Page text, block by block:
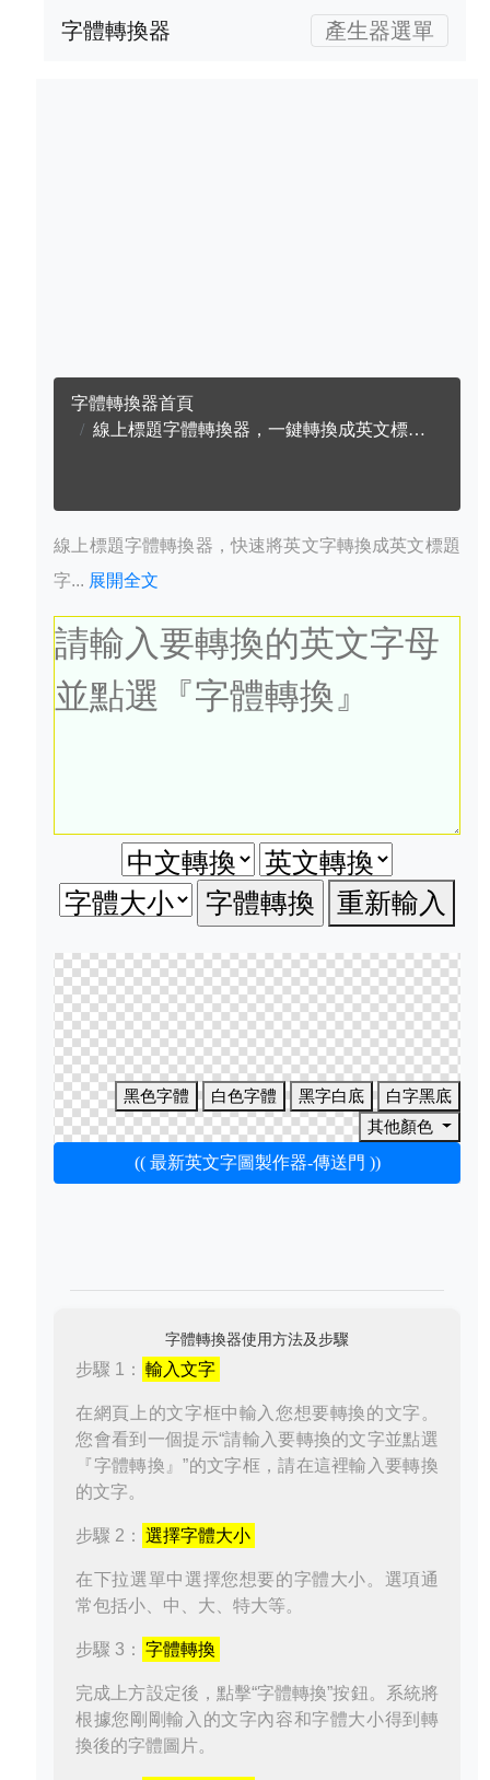
字體轉換器 產生器選單
字體轉換器首頁
線上標題字體轉換器，一鍵轉換成英文標題字體
線上標題字體轉換器，快速將英文字轉換成英文標題
字... 展開全文
重新輸入
黑色字體 白色字體 黑字白底
白字黑底
其他顏色
(( 最新英文字圖製作器-傳送門 ))
字體轉換器使用方法及步驟
步驟 1： 輸入文字
在網頁上的文字框中輸入您想要轉換的文字。
您會看到一個提示“請輸入要轉換的文字並點選
『字體轉換』”的文字框，請在這裡輸入要轉換
的文字。
步驟 2： 選擇字體大小
在下拉選單中選擇您想要的字體大小。選項通
常包括小、中、大、特大等。
步驟 3： 字體轉換
完成上方設定後，點擊“字體轉換”按鈕。系統將
根據您剛剛輸入的文字內容和字體大小得到轉
換後的字體圖片。